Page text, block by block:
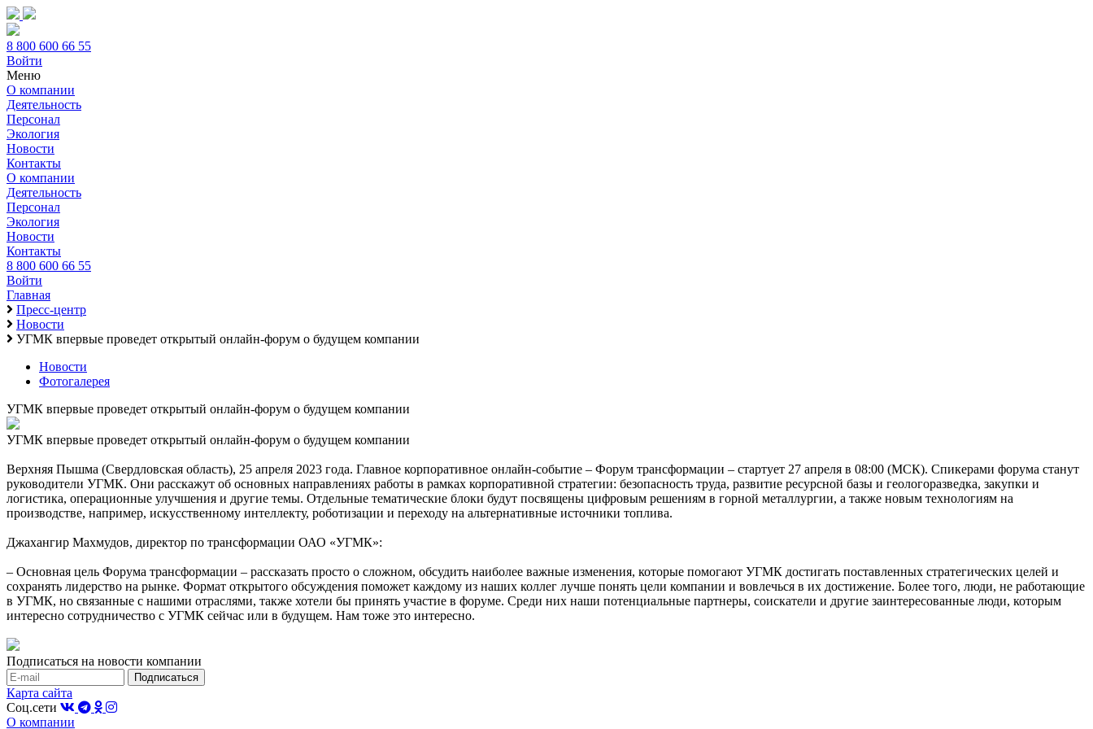
8 800 600 66 55
Войти
Меню
О компании
Деятельность
Персонал
Экология
Новости
Контакты
О компании
Деятельность
Персонал
Экология
Новости
Контакты
8 800 600 66 55
Войти
Главная
Пресс-центр
Новости
УГМК впервые проведет открытый онлайн-форум о будущем компании
Новости
Фотогалерея
УГМК впервые проведет открытый онлайн-форум о будущем компании
УГМК впервые проведет открытый онлайн-форум о будущем компании
Верхняя Пышма (Свердловская область), 25 апреля 2023 года. Главное корпоративное онлайн-событие – Форум трансформации – стартует 27 апреля в 08:00 (МСК). Спикерами форума станут
руководители УГМК. Они расскажут об основных направлениях работы в рамках корпоративной стратегии: безопасность труда, развитие ресурсной базы и геологоразведка, закупки и
логистика, операционные улучшения и другие темы. Отдельные тематические блоки будут посвящены цифровым решениям в горной металлургии, а также новым технологиям на
производстве, например, искусственному интеллекту, роботизации и переходу на альтернативные источники топлива.
Джахангир Махмудов, директор по трансформации ОАО «УГМК»:
– Основная цель Форума трансформации – рассказать просто о сложном, обсудить наиболее важные изменения, которые помогают УГМК достигать поставленных стратегических целей и
сохранять лидерство на рынке. Формат открытого обсуждения поможет каждому из наших коллег лучше понять цели компании и вовлечься в их достижение. Более того, люди, не работающие
в УГМК, но связанные с нашими отраслями, также хотели бы принять участие в форуме. Среди них наши потенциальные партнеры, соискатели и другие заинтересованные люди, которым
интересно сотрудничество с УГМК сейчас или в будущем. Нам тоже это интересно.
Подписаться на новости компании
Карта сайта
Соц.сети
О компании